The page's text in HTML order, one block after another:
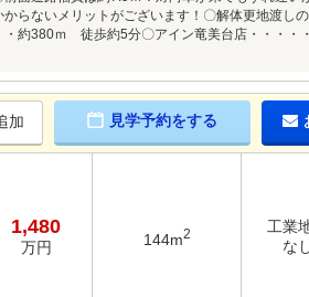
らないメリットがございます！〇解体更地渡し
・約380ｍ 徒歩約5分〇アイン竜美台店・・・
加 見学予約をする
1,480
万円 144m2
工業
な